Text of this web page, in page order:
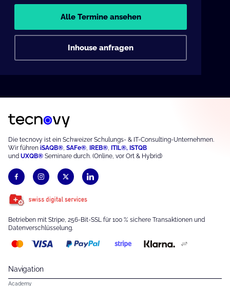
Alle Termine ansehen
Inhouse anfragen
Die tecnovy ist ein Schweizer Schulungs- & IT-Consulting-Unternehmen.
Wir führen iSAQB® SAFe® IREB® ITIL®, ISTQB
und UXQB® Seminare durch. (Online, vor Ort & Hybrid)
Betrieben mit Stripe, 256-Bit-SSL für 100 % sichere Transaktionen und
Datenverschlüsselung.
Navigation
Academy